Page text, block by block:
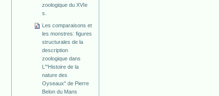
zoologique du XVIe
s.
Les comparaisons et
les monstres: figures
structurales de la
description
zoologique dans
L'"Histoire de la
nature des
Oyseaux" de Pierre
Belon du Mans